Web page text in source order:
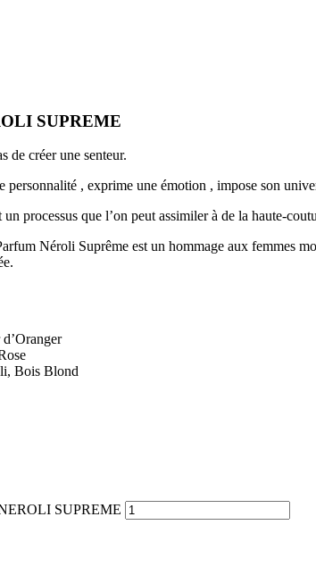
SUPREME
de créer une senteur.
, exprime une émotion , impose son
processus que l’on peut assimiler à de la haute-
Néroli Suprême est un hommage aux femmes
Bois Blond
SUPREME